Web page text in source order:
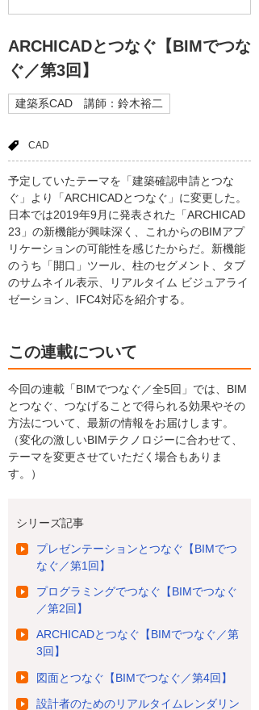
ARCHICADとつなぐ【BIMでつな
ぐ／第3回】
建築系CAD 講師：鈴木裕二
CAD
予定していたテーマを「建築確認申請とつな
ぐ」より「ARCHICADとつなぐ」に変更した。
日本では2019年9月に発表された「ARCHICAD
23」の新機能が興味深く、これからのBIMアプ
リケーションの可能性を感じたからだ。新機能
のうち「開口」ツール、柱のセグメント、タブ
のサムネイル表示、リアルタイム ビジュアライ
ゼーション、IFC4対応を紹介する。
この連載について
今回の連載「BIMでつなぐ／全5回」では、BIM
とつなぐ、つなげることで得られる効果やその
方法について、最新の情報をお届けします。
（変化の激しいBIMテクノロジーに合わせて、
テーマを変更させていただく場合もありま
す。）
シリーズ記事
プレゼンテーションとつなぐ【BIMでつ
なぐ／第1回】
プログラミングでつなぐ【BIMでつなぐ
／第2回】
ARCHICADとつなぐ【BIMでつなぐ／第
3回】
図面とつなぐ【BIMでつなぐ／第4回】
設計者のためのリアルタイムレンダリン